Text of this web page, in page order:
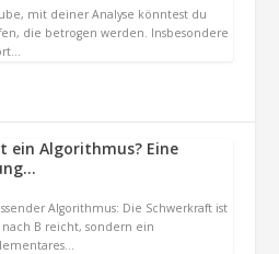
mit deiner Analyse könntest du
die betrogen werden. Insbesondere
ein Algorithmus? Eine
Algorithmus: Die Schwerkraft ist
B reicht, sondern ein